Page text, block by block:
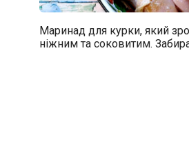
Маринад для курки, який
ніжним та соковитим.